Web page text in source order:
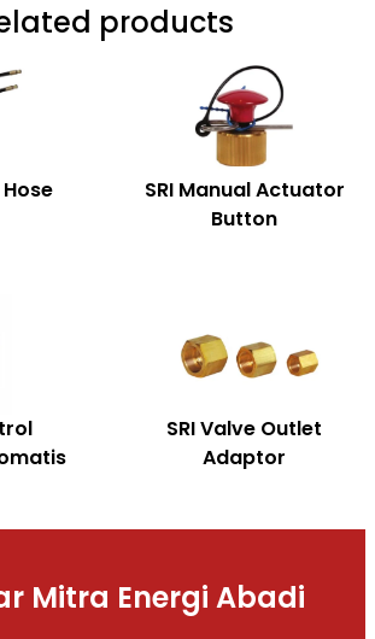
products
Hose
SRI Manual Actuator
Button
SRI Valve Outlet
Adaptor
Mitra Energi Abadi